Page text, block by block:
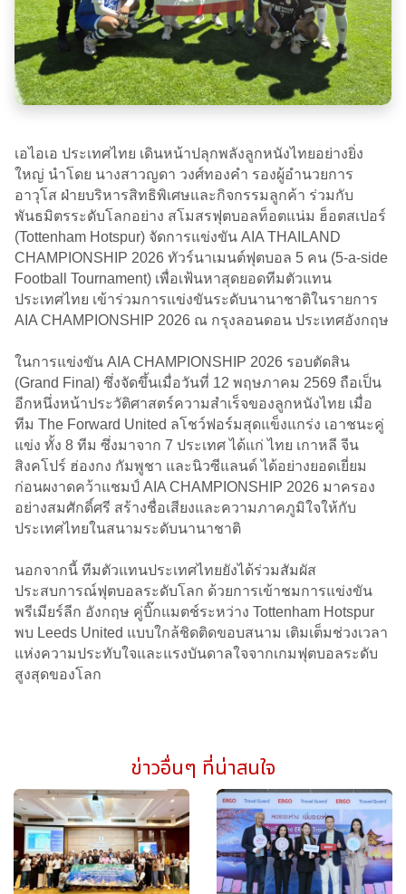
เอไอเอ ประเทศไทย เดินหน้าปลุกพลังลูกหนังไทยอย่างยิ่ง
ใหญ่ นำโดย นางสาวญดา วงศ์ทองคำ รองผู้อำนวยการ
อาวุโส ฝ่ายบริหารสิทธิพิเศษและกิจกรรมลูกค้า ร่วมกับ
พันธมิตรระดับโลกอย่าง สโมสรฟุตบอลท็อตแน่ม ฮ็อตสเปอร์
(Tottenham Hotspur) จัดการแข่งขัน AIA THAILAND
CHAMPIONSHIP 2026 ทัวร์นาเมนต์ฟุตบอล 5 คน (5-a-side
Football Tournament) เพื่อเฟ้นหาสุดยอดทีมตัวแทน
ประเทศไทย เข้าร่วมการแข่งขันระดับนานาชาติในรายการ
AIA CHAMPIONSHIP 2026 ณ กรุงลอนดอน ประเทศอังกฤษ
ในการแข่งขัน AIA CHAMPIONSHIP 2026 รอบตัดสิน
(Grand Final) ซึ่งจัดขึ้นเมื่อวันที่ 12 พฤษภาคม 2569 ถือเป็น
อีกหนึ่งหน้าประวัติศาสตร์ความสำเร็จของลูกหนังไทย เมื่อ
ทีม The Forward United ลโชว์ฟอร์มสุดแข็งแกร่ง เอาชนะคู่
แข่ง ทั้ง 8 ทีม ซึ่งมาจาก 7 ประเทศ ได้แก่ ไทย เกาหลี จีน
สิงคโปร์ ฮ่องกง กัมพูชา และนิวซีแลนด์ ได้อย่างยอดเยี่ยม
ก่อนผงาดคว้าแชมป์ AIA CHAMPIONSHIP 2026 มาครอง
อย่างสมศักดิ์ศรี สร้างชื่อเสียงและความภาคภูมิใจให้กับ
ประเทศไทยในสนามระดับนานาชาติ
นอกจากนี้ ทีมตัวแทนประเทศไทยยังได้ร่วมสัมผัส
ประสบการณ์ฟุตบอลระดับโลก ด้วยการเข้าชมการแข่งขัน
พรีเมียร์ลีก อังกฤษ คู่บิ๊กแมตช์ระหว่าง Tottenham Hotspur
พบ Leeds United แบบใกล้ชิดติดขอบสนาม เติมเต็มช่วงเวลา
แห่งความประทับใจและแรงบันดาลใจจากเกมฟุตบอลระดับ
สูงสุดของโลก
ข่าวอื่นๆ ที่น่าสนใจ